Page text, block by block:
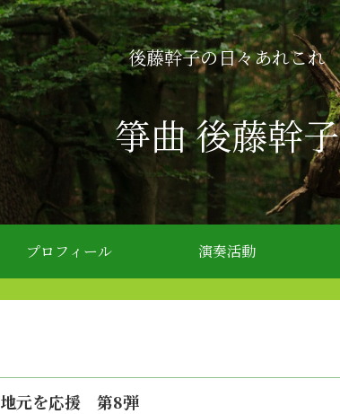
後藤幹子の日々あれこれ
箏曲 後藤幹子
プロフィール 演奏活動
地元を応援 第8弾